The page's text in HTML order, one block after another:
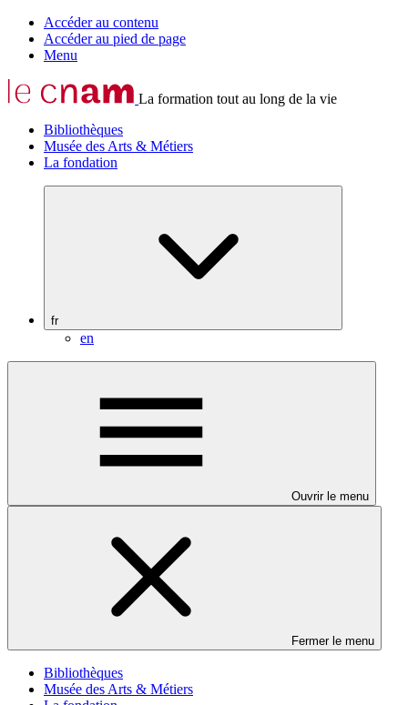
Accéder au contenu
Accéder au pied de page
Menu
La formation tout au long de la vie
Bibliothèques
Musée des Arts & Métiers
La fondation
fr
en
Ouvrir le menu
Fermer le menu
Bibliothèques
Musée des Arts & Métiers